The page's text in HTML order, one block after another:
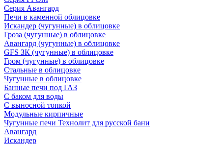
Серия Авангард
Печи в каменной облицовке
Искандер (чугунные) в облицовке
Гроза (чугунные) в облицовке
Авангард (чугунные) в облицовке
GFS ЗК (чугунные) в облицовке
Гром (чугунные) в облицовке
Стальные в облицовке
Чугунные в облицовке
Банные печи под ГАЗ
С баком для воды
С выносной топкой
Модульные кирпичные
Чугунные печи Технолит для русской бани
Авангард
Искандер